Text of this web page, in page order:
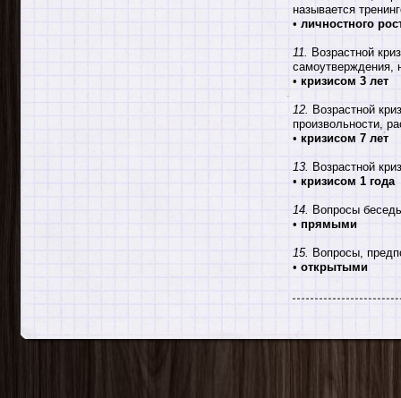
называется
• личностного
11.
Возрастной
самоутверждения,
• кризисом 3 лет
12. Возрастной
произвольности,
• кризисом 7 лет
13. Возрастной
• кризисом 1 года
14. Вопросы
• прямыми
15. Вопросы,
• открытыми